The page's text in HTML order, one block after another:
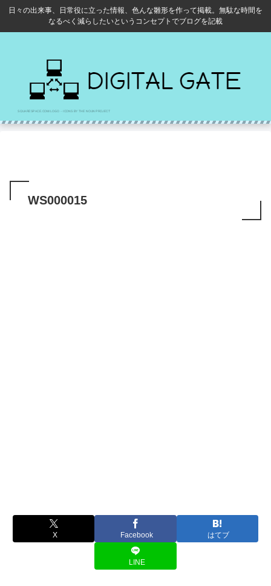
日々の出来事、日常役に立った情報、色んな雛形を作って掲載。無駄な時間を
なるべく減らしたいというコンセプトでブログを記載
WS000015
X Facebook はてブ
LINE